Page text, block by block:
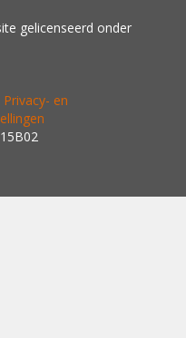
gelicenseerd onder
Privacy- en